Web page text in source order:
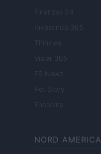
Finanzas 24
Investindo 365
Think.es
Viajar 365
ES Newz
Pet Story
Encocina
NORD AMERICA